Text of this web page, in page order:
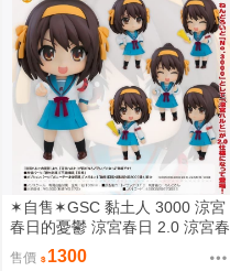
✶自售✶GSC 黏土人 3000 涼宮
春日的憂鬱 涼宮春日 2.0 涼宮春
日的憂郁
售價 1300